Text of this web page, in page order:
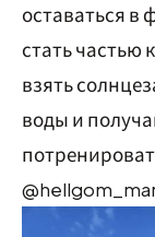
оставаться в
стать частью
взять
воды и